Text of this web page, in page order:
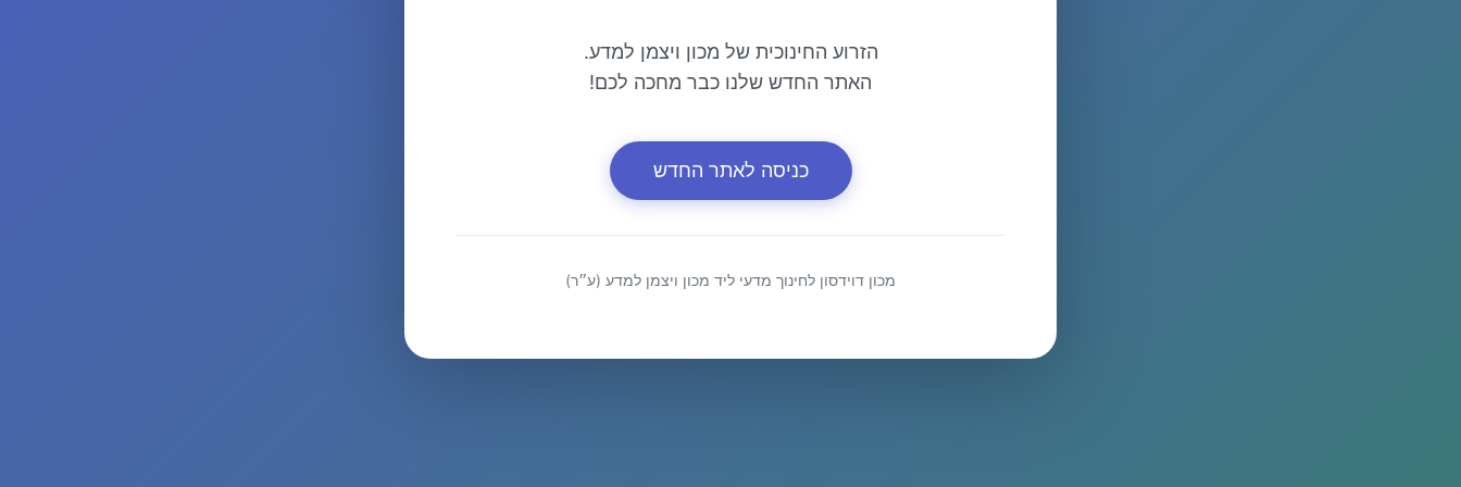
הזרוע החינוכית של מכון ויצמן למדע.
האתר החדש שלנו כבר מחכה לכם!
כניסה לאתר החדש
מכון דוידסון לחינוך מדעי ליד מכון ויצמן למדע (ע״ר)